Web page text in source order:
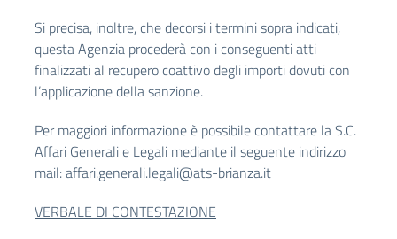
Si precisa, inoltre, che decorsi i termini sopra indicati,
questa Agenzia procederà con i conseguenti atti
finalizzati al recupero coattivo degli importi dovuti con
l’applicazione della sanzione.
Per maggiori informazione è possibile contattare la S.C.
Affari Generali e Legali mediante il seguente indirizzo
mail:affari.generali.legali@ats-brianza.it
VERBALE DI CONTESTAZIONE